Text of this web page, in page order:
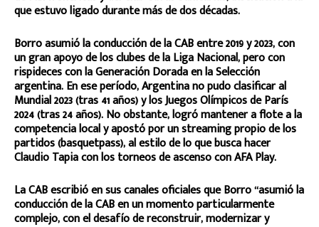
que estuvo ligado durante más de dos décadas.
Borro asumió la conducción de la CAB entre 2019 y 2023, con
un gran apoyo de los clubes de la Liga Nacional, pero con
rispideces con la Generación Dorada en la Selección
argentina. En ese período, Argentina no pudo clasificar al
Mundial 2023 (tras 41 años) y los Juegos Olímpicos de París
2024 (tras 24 años). No obstante, logró mantener a flote a la
competencia local y apostó por un streaming propio de los
partidos (basquetpass), al estilo de lo que busca hacer
Claudio Tapia con los torneos de ascenso con AFA Play.
La CAB escribió en sus canales oficiales que Borro “asumió la
conducción de la CAB en un momento particularmente
complejo, con el desafío de reconstruir, modernizar y